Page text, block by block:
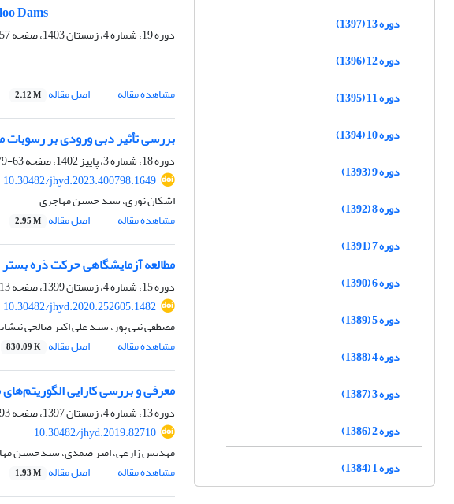
Dams
دوره 19، شماره 4، زمستان 1403، صفحه
57-68
مشاهده مقاله
اصل مقاله 2.12 M
بررسی تأثیر دبی ورودی بر رسوبات
دوره 18، شماره 3، پاییز 1402، صفحه
63-79
10.30482/jhyd.2023.400798.1649
اشکان نوری، سید حسین مهاجری
مشاهده مقاله
اصل مقاله 2.95 M
مطالعه آزمایشگاهی حرکت ذره
دوره 15، شماره 4، زمستان 1399، صفحه
10.30482/jhyd.2020.252605.1482
مصطفی نبی پور، سید علی اکبر صالحی
مشاهده مقاله
اصل مقاله 830.09 K
معرفی و بررسی کارایی
دوره 13، شماره 4، زمستان 1397، صفحه
93-110
10.30482/jhyd.2019.82710
مهدیس زارعی، امیر صمدی، سیدحسین
مشاهده مقاله
اصل مقاله 1.93 M
دوره 13 (1397)
دوره 12 (1396)
دوره 11 (1395)
دوره 10 (1394)
دوره 9 (1393)
دوره 8 (1392)
دوره 7 (1391)
دوره 6 (1390)
دوره 5 (1389)
دوره 4 (1388)
دوره 3 (1387)
دوره 2 (1386)
دوره 1 (1384)